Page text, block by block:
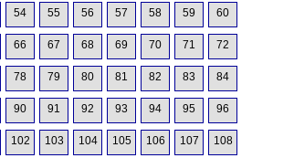
54 55 56 57 58 59 60
66 67 68 69 70 71 72
78 79 80 81 82 83 84
90 91 92 93 94 95 96
102 103 104 105 106 107 108